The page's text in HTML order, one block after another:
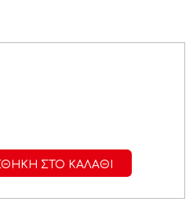
ΣΤΟ ΚΑΛΆΘΙ